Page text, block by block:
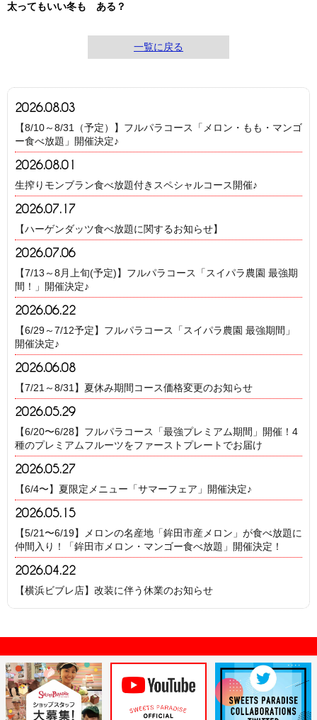
2026.08.03
【8/10～8/31（予定）】フルパラコース「メロン・もも・マンゴ
ー食べ放題」開催決定♪
2026.08.01
生搾りモンブラン食べ放題付きスペシャルコース開催♪
2026.07.17
【ハーゲンダッツ食べ放題に関するお知らせ】
2026.07.06
【7/13～8月上旬(予定)】フルパラコース「スイパラ農園 最強期
間！」開催決定♪
2026.06.22
【6/29～7/12予定】フルパラコース「スイパラ農園 最強期間」
開催決定♪
2026.06.08
【7/21～8/31】夏休み期間コース価格変更のお知らせ
2026.05.29
【6/20〜6/28】フルパラコース「最強プレミアム期間」開催！4
種のプレミアムフルーツをファーストプレートでお届け
2026.05.27
【6/4〜】夏限定メニュー「サマーフェア」開催決定♪
2026.05.15
【5/21〜6/19】メロンの名産地「鉾田市産メロン」が食べ放題に
仲間入り！「鉾田市メロン・マンゴー食べ放題」開催決定！
2026.04.22
【横浜ビブレ店】改装に伴う休業のお知らせ
太ってもいい冬も ある？
一覧に戻る